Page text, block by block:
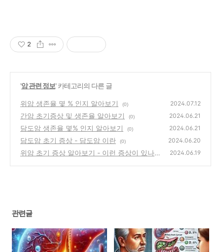
2
'암 관련 정보' 카테고리의 다른 글
위암 생존율 몇 % 인지 알아보기 (0) 2024.07.12
간암 초기증상 및 생존율 알아보기 (0) 2024.06.21
담도암 생존율 몇% 인지 알아보기 (0) 2024.06.21
담도암 초기 증상 - 담도암 이란 (0) 2024.06.20
위암 초기 증상 알아보기 - 이런 증상이 있나요 2024.06.19
관련글